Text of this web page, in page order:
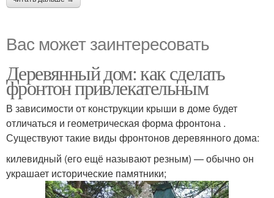
Вас может заинтересовать
Деревянный дом: как сделать
фронтон привлекательным
В зависимости от конструкции крыши в доме будет
отличаться и геометрическая форма фронтона .
Существуют такие виды фронтонов деревянного дома:
килевидный (его ещё называют резным) — обычно он
украшает исторические памятники;